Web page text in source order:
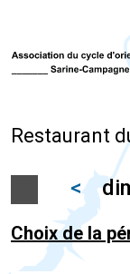
Restaurant
<
Choix de la